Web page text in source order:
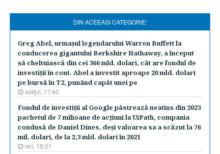
DIN ACEEASI CATEGORIE:
Greg Abel, urmaşul legendarului Warren Buffett la
conducerea gigantului Berkshire Hathaway, a început
să cheltuiască din cei 366 mld. dolari, cât are fondul de
investiţii în cont. Abel a investit aproape 20 mld. dolari
pe bursă în T2, punând capăt unei pe
astăzi, 17:40
Fondul de investiţii al Google păstrează neatins din 2023
pachetul de 7 milioane de acţiuni la UiPath, compania
condusă de Daniel Dines, deşi valoarea sa a scăzut la 76
mil. dolari, de la 2,3 mld. dolari în 2021
ieri, 18:31